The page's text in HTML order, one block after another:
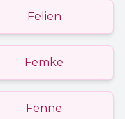
Felien
Femke
Fenne